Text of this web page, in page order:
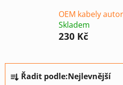
OEM kabely
Skladem
230 Kč
Ř
a Řadit podle:Nejlevnější